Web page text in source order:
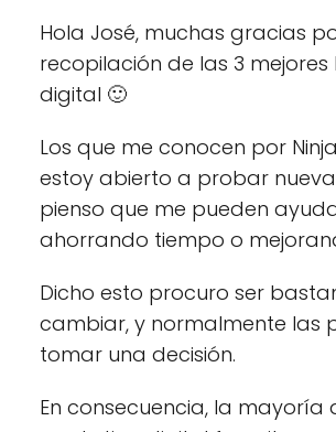
Hola José, muchas gracias
recopilación de las 3
digital 🙂
Los que me conocen por
estoy abierto a probar
pienso que me pueden
ahorrando tiempo o
Dicho esto procuro ser
cambiar, y normalmente las
tomar una decisión.
En consecuencia, la mayoría